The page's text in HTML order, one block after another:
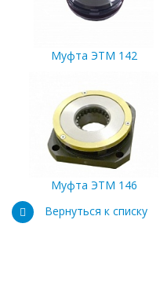
Муфта ЭТМ 142
Муфта ЭТМ 146
Вернуться к списку